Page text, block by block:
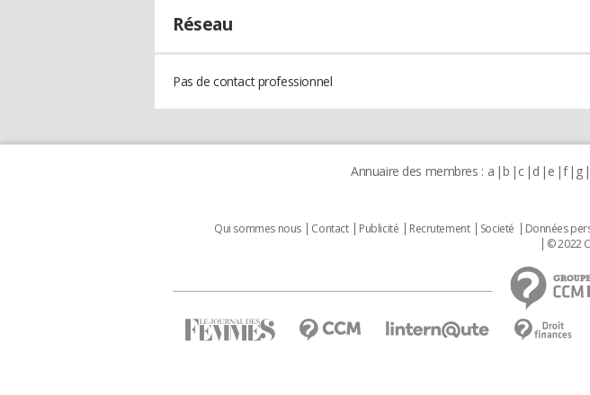
Réseau
Pas de contact professionnel
Annuaire des membres : a b c d e f g
Qui sommes nous Contact Publicité Recrutement Societé Données
© 2022